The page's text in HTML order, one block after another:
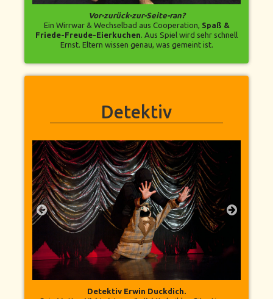
Vor-zurück-zur-Seite-ran?
Ein Wirrwar & Wechselbad aus Cooperation, Spaß &
Friede-Freude-Eierkuchen . Aus Spiel wird sehr schnell
Ernst. Eltern wissen genau, was gemeint ist.
Detektiv
Detektiv Erwin Duckdich.